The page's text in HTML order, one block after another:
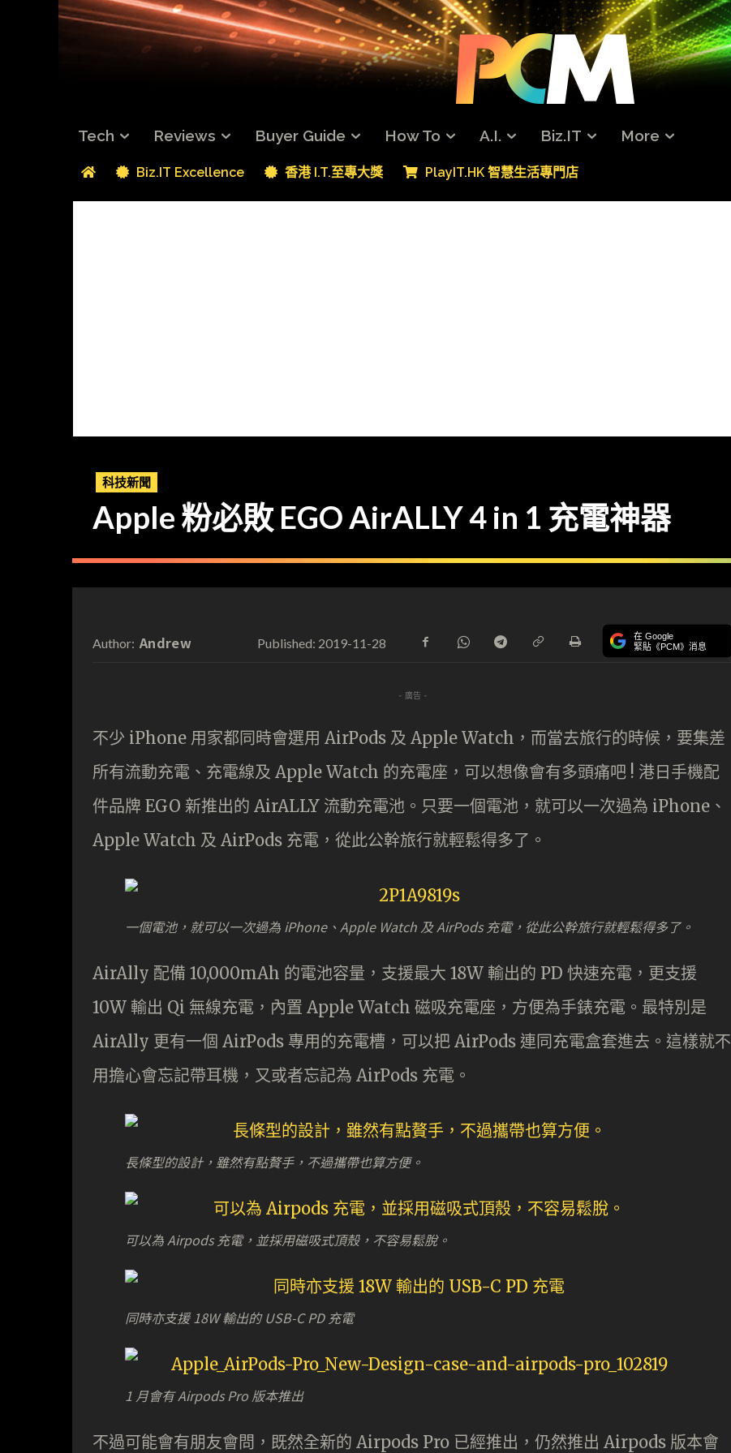
Tech Reviews Buyer Guide How To A.I. Biz.IT More
Biz.IT Excellence 香港 I.T.至專大獎 PlayIT.HK 智慧生活專門店
科技新聞
Apple 粉必敗 EGO AirALLY 4 in 1 充電神器
Author: Andrew Published: 2019-11-28 在 Google
緊貼《PCM》消息
- 廣告 -
不少 iPhone 用家都同時會選用 AirPods 及 Apple Watch，而當去旅行的時候，要集差
所有流動充電、充電線及 Apple Watch 的充電座，可以想像會有多頭痛吧 ! 港日手機配
件品牌 EGO 新推出的 AirALLY 流動充電池。只要一個電池，就可以一次過為 iPhone、
Apple Watch 及 AirPods 充電，從此公幹旅行就輕鬆得多了。
一個電池，就可以一次過為 iPhone、Apple Watch 及 AirPods 充電，從此公幹旅行就輕鬆得多了。
AirAlly 配備 10,000mAh 的電池容量，支援最大 18W 輸出的 PD 快速充電，更支援
10W 輸出 Qi 無線充電，內置 Apple Watch 磁吸充電座，方便為手錶充電。最特別是
AirAlly 更有一個 AirPods 專用的充電槽，可以把 AirPods 連同充電盒套進去。這樣就不
用擔心會忘記帶耳機，又或者忘記為 AirPods 充電。
長條型的設計，雖然有點贅手，不過攜帶也算方便。
可以為 Airpods 充電，並採用磁吸式頂殼，不容易鬆脫。
同時亦支援 18W 輸出的 USB-C PD 充電
1 月會有 Airpods Pro 版本推出
不過可能會有朋友會問，既然全新的 Airpods Pro 已經推出，仍然推出 Airpods 版本會